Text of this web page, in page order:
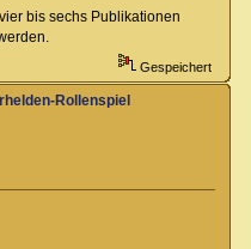
bis sechs Publikationen
Gespeichert
Rollenspiel